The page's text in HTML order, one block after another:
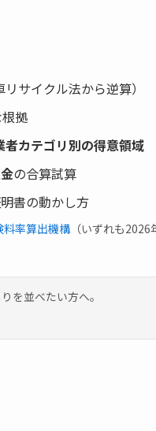
サイクル法から逆算）
拠
者カテゴリ別の得意領域
の合算試算
書の動かし方
料率算出機構（いずれも2026
を並べたい方へ。